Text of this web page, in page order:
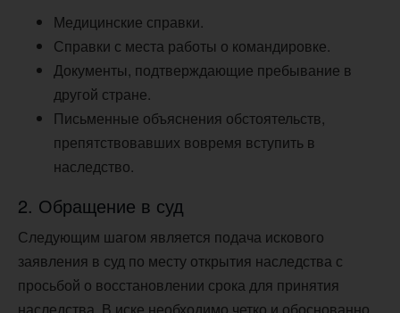
Медицинские справки.
Справки с места работы о командировке.
Документы, подтверждающие пребывание в
другой стране.
Письменные объяснения обстоятельств,
препятствовавших вовремя вступить в
наследство.
2. Обращение в суд
Следующим шагом является подача искового
заявления в суд по месту открытия наследства с
просьбой о восстановлении срока для принятия